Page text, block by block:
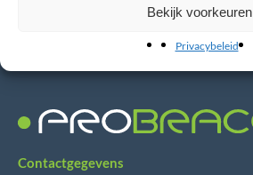
Bekijk voorkeuren
Privacybeleid
Contactgegevens